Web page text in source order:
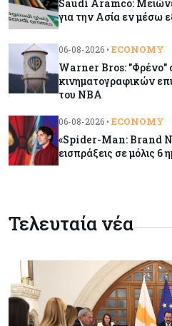
Commerzbank: Η
απέναντι στη
διαπραγματεύσεων
Κόσμος
«Spider-Man: Brand
δισ. εισπράξεις σε
Eurostat: Ετήσια
εμπορίου στην Κύπρο
Κύπρος
Στην κυκλοφορία ο
Δεκέλειας μετά από
Saudi Aramco:
για την Ασία εν μέσω
06-08-2026 • ECONOMY
Warner Bros: "Φρένο"
κινηματογραφικών
του NBA
06-08-2026 • ECONOMY
«Spider-Man: Brand
εισπράξεις σε μόλις 6
Τελευταία νέα